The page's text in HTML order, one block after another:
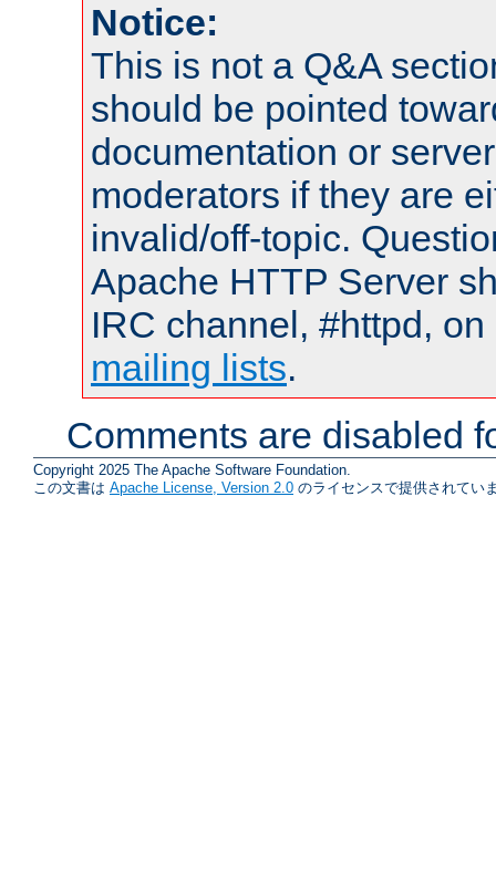
Notice:
This is not a Q&A
should be pointed
documentation or
moderators if they are
invalid/off-topic.
Apache HTTP Server
IRC channel, #httpd,
mailing lists.
Comments are disabled
Copyright 2025 The Apache Software Foundation.
この文書は Apache License, Version 2.0 のライセンスで提供されてい